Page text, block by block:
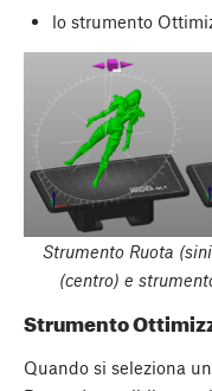
lo strumento
Strumento Ruota
(centro) e
Strumento
Quando si seleziona